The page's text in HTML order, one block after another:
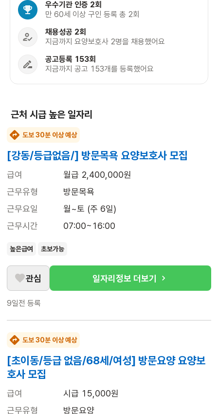
우수기관 인증 2회
만 60세 이상 구인 등록 총 2회
채용성공 2회
지금까지 요양보호사 2명을 채용했어요
공고등록 153회
지금까지 공고 153개를 등록했어요
근처 시급 높은 일자리
도보 30분 이상 예상
[강동/등급없음/] 방문목욕 요양보호사 모집
급여
월급 2,400,000원
근무유형
방문목욕
근무요일
월~토 (주 6일)
근무시간
07:00~16:00
높은급여 초보가능
관심 일자리정보 더보기
9일전 등록
도보 30분 이상 예상
[초이동/등급 없음/68세/여성] 방문요양 요양보
호사 모집
급여
시급 15,000원
근무유형
방문요양